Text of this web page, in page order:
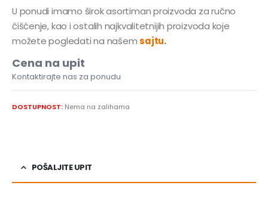
U ponudi imamo širok asortiman proizvoda za ručno
čišćenje, kao i ostalih najkvalitetnijih proizvoda koje
možete pogledati na našemsajtu.
Cena na upit
Kontaktirajte nas za ponudu
DOSTUPNOST: Nema na zalihama
POŠALJITE UPIT